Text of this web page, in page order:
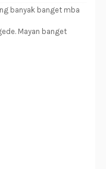
banyak banget mba
Mayan banget